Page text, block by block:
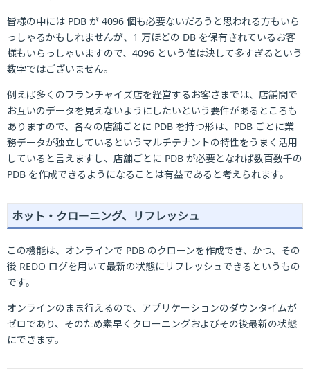
皆様の中には PDB が 4096 個も必要ないだろうと思われる方もいら
っしゃるかもしれませんが、1 万ほどの DB を保有されているお客
様もいらっしゃいますので、4096 という値は決して多すぎるという
数字ではございません。
例えば多くのフランチャイズ店を経営するお客さまでは、店舗間で
お互いのデータを見えないようにしたいという要件があるところも
ありますので、各々の店舗ごとに PDB を持つ形は、PDB ごとに業
務データが独立しているというマルチテナントの特性をうまく活用
していると言えますし、店舗ごとに PDB が必要となれば数百数千の
PDB を作成できるようになることは有益であると考えられます。
ホット・クローニング、リフレッシュ
この機能は、オンラインで PDB のクローンを作成でき、かつ、その
後 REDO ログを用いて最新の状態にリフレッシュできるというもの
です。
オンラインのまま行えるので、アプリケーションのダウンタイムが
ゼロであり、そのため素早くクローニングおよびその後最新の状態
にできます。